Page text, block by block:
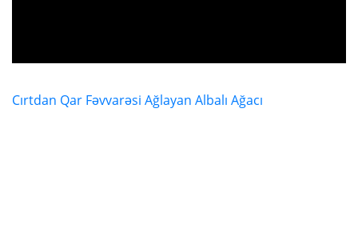
Cırtdan Qar Fəvvarəsi Ağlayan Albalı Ağacı